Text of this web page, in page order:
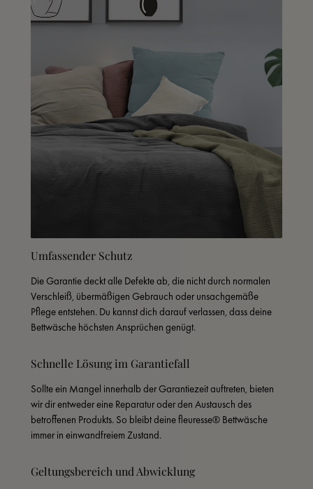
Umfassender Schutz
Die Garantie deckt alle Defekte ab, die nicht durch normalen
Verschleiß, übermäßigen Gebrauch oder unsachgemäße
Pflege entstehen. Du kannst dich darauf verlassen, dass deine
Bettwäsche höchsten Ansprüchen genügt.
Schnelle Lösung im Garantiefall
Sollte ein Mangel innerhalb der Garantiezeit auftreten, bieten
wir dir entweder eine Reparatur oder den Austausch des
betroffenen Produkts. So bleibt deine fleuresse® Bettwäsche
immer in einwandfreiem Zustand.
Geltungsbereich und Abwicklung